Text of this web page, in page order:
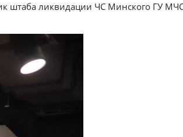
штаба ликвидации ЧС Минского ГУ